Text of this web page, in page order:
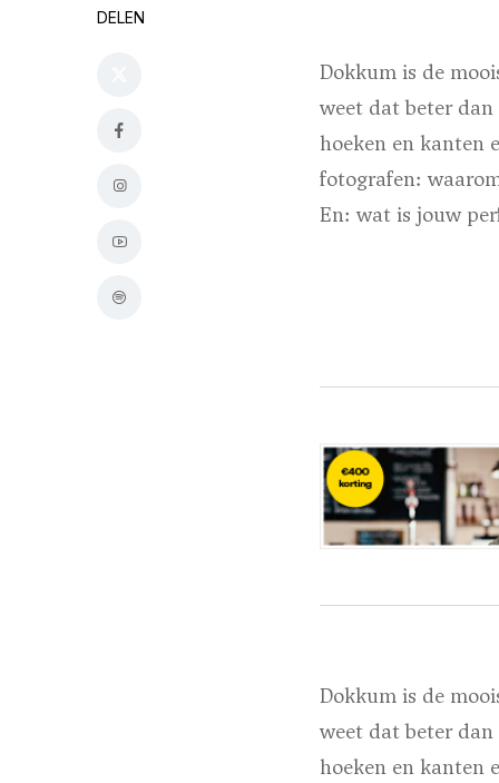
DELEN
Dokkum is de
weet dat beter dan
hoeken en kanten
fotografen:
En: wat is jouw
Dokkum is de
weet dat beter dan
hoeken en kanten